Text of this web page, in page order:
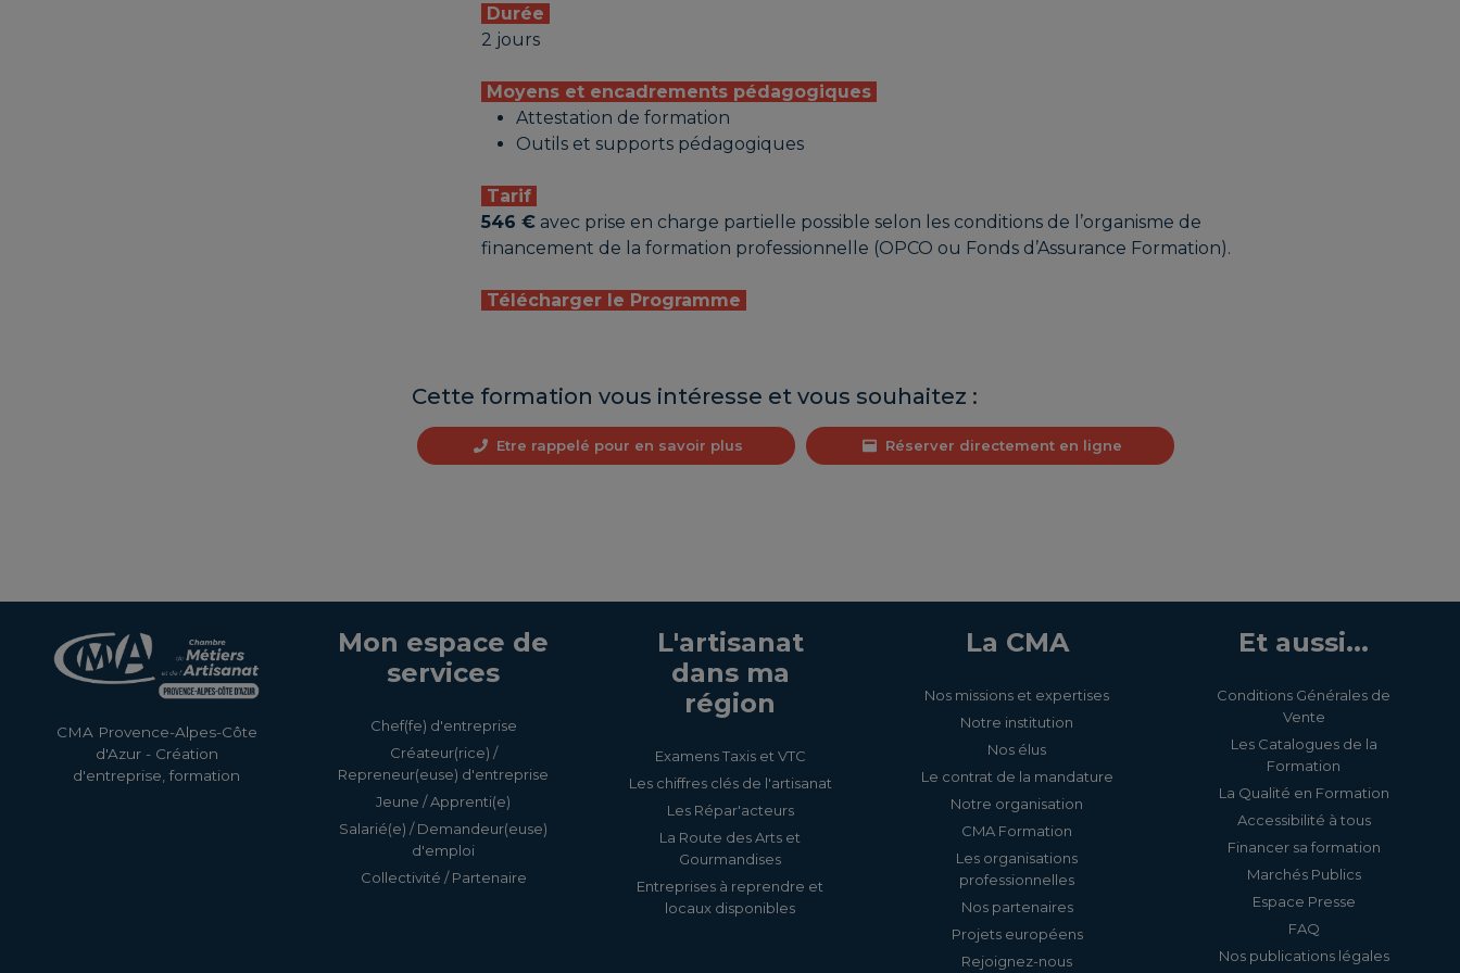
Durée
2 jours
Moyens et encadrements pédagogiques
Attestation de formation
Outils et supports pédagogiques
Tarif
546 € avec prise en charge partielle possible selon les conditions de l’organisme de
financement de la formation professionnelle (OPCO ou Fonds d’Assurance Formation).
Télécharger le Programme
Cette formation vous intéresse et vous souhaitez :
Etre rappelé pour en savoir plus Réserver directement en ligne
CMA Provence-Alpes-Côte
d'Azur - Création
d'entreprise, formation
Mon espace de
services
Chef(fe) d'entreprise
Créateur(rice) /
Repreneur(euse) d'entreprise
Jeune / Apprenti(e)
Salarié(e) / Demandeur(euse)
d'emploi
Collectivité / Partenaire
L'artisanat
dans ma
région
Examens Taxis et VTC
Les chiffres clés de l'artisanat
Les Répar'acteurs
La Route des Arts et
Gourmandises
Entreprises à reprendre et
locaux disponibles
La CMA
Nos missions et expertises
Notre institution
Nos élus
Le contrat de la mandature
Notre organisation
CMA Formation
Les organisations
professionnelles
Nos partenaires
Projets européens
Rejoignez-nous
Et aussi...
Conditions Générales de
Vente
Les Catalogues de la
Formation
La Qualité en Formation
Accessibilité à tous
Financer sa formation
Marchés Publics
Espace Presse
FAQ
Nos publications légales